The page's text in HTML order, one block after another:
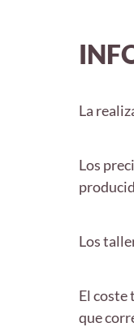
La
Los
Los
El coste
que